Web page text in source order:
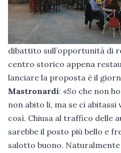
dibattito sull’opportunità di
centro storico appena
lanciare la proposta è il
Mastronardi: «So che non
non abito li, ma se ci
così. Chiusa al traffico delle
sarebbe il posto più bello e
salotto buono.